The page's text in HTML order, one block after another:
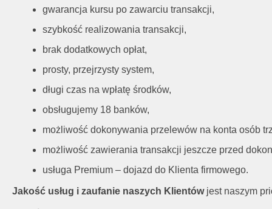
gwarancja kursu po zawarciu transakcji,
szybkość realizowania transakcji,
brak dodatkowych opłat,
prosty, przejrzysty system,
długi czas na wpłatę środków,
obsługujemy 18 banków,
możliwość dokonywania przelewów na konta osób
możliwość zawierania transakcji jeszcze przed
usługa Premium – dojazd do Klienta firmowego.
Jakość usług i zaufanie naszych Klientówjest naszym